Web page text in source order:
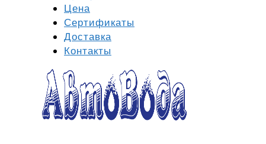
Цена
Сертификаты
Доставка
Контакты